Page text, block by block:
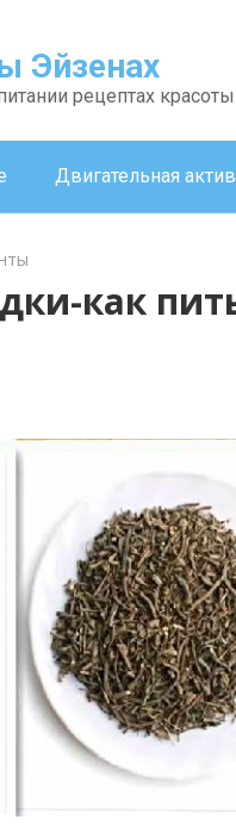
Эйзенах
рецептах
Двигательная
как